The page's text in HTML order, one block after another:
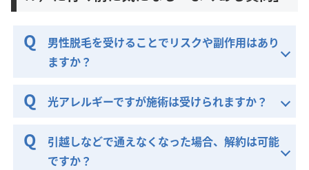
男性脱毛を受けることでリスクや副作用はあり
ますか？
光アレルギーですが施術は受けられますか？
引越しなどで通えなくなった場合、解約は可能
ですか？